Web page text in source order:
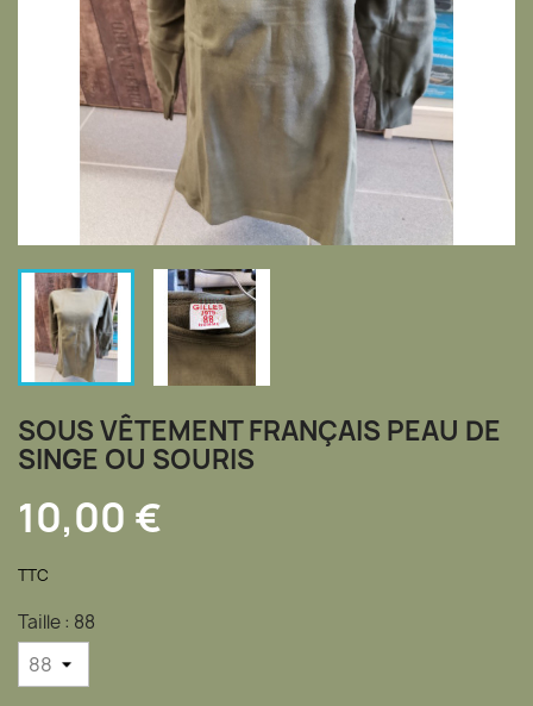
SOUS VÊTEMENT FRANÇAIS PEAU DE
SINGE OU SOURIS
10,00 €
TTC
Taille : 88